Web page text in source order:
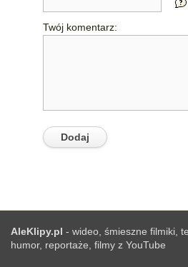
Twój komentarz:
AleKlipy.pl - wideo, śmieszne filmiki,
humor, reportaże, filmy z YouTube